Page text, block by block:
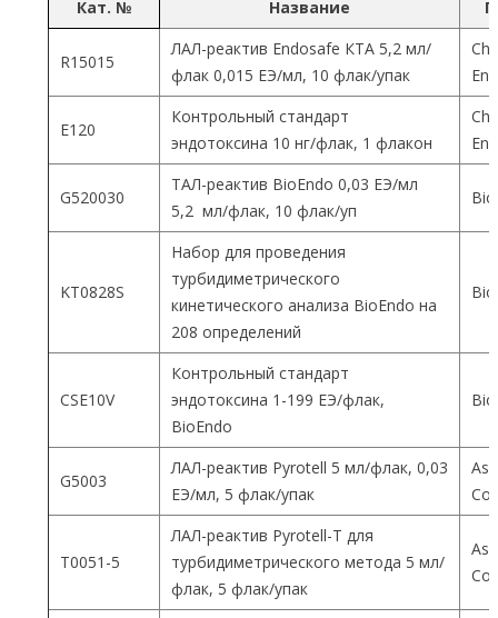
Кат. № Название
R15015
ЛАЛ-реактив Endosafe КТА 5,2 мл/
флак 0,015 ЕЭ/мл, 10 флак/упак
Е120
Контрольный стандарт
эндотоксина 10 нг/флак, 1 флакон
G520030
ТАЛ-реактив BioEndo 0,03 ЕЭ/мл
5,2 мл/флак, 10 флак/уп
KT0828S
Набор для проведения
турбидиметрического
кинетического анализа BioEndo на
208 определений
CSE10V
Контрольный стандарт
эндотоксина 1-199 ЕЭ/флак,
BioEndo
G5003
ЛАЛ-реактив Pyrotell 5 мл/флак, 0,03
ЕЭ/мл, 5 флак/упак
T0051-5
ЛАЛ-реактив Pyrotell-T для
турбидиметрического метода 5 мл/
флак, 5 флак/упак